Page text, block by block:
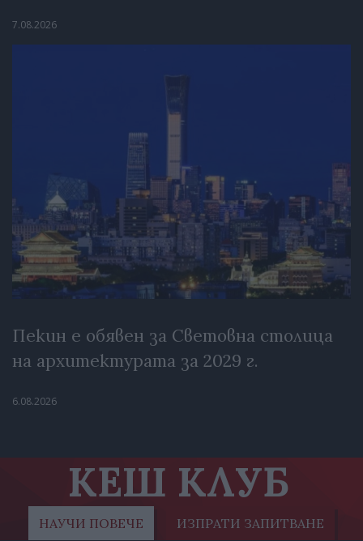
7.08.2026
Пекин е обявен за Световна столица
на архитектурата за 2029 г.
6.08.2026
КЕШ КЛУБ
НАУЧИ ПОВЕЧЕ ИЗПРАТИ ЗАПИТВАНЕ